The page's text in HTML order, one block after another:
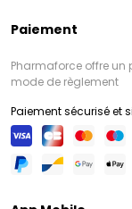
Paiement
Pharmaforce offre un
mode de règlement
Paiement sécurisé et